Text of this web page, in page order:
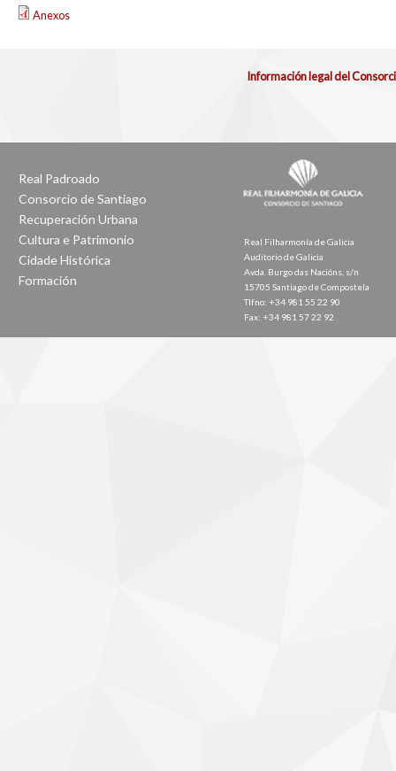
Anexos
Información legal del
Real Padroado
Consorcio de Santiago
Recuperación Urbana
Cultura e Patrimonio
Cidade Histórica
Formación
Real Filharmonía de Galicia
Auditorio de Galicia
Avda. Burgo das Nacións, s/n
15705 Santiago de Compostela
Tlfno: +34 981 55 22 90
Fax: +34 981 57 22 92